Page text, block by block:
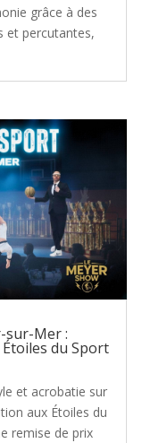
grâce à des
et percutantes,
sur-Mer :
du Sport
et acrobatie sur
aux Étoiles du
remise de prix